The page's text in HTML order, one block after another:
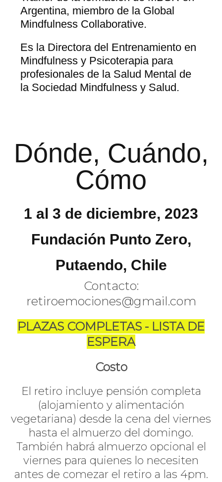
Argentina, miembro de la Global
Mindfulness Collaborative.
Es la Directora del Entrenamiento en
Mindfulness y Psicoterapia para
profesionales de la Salud Mental de
la Sociedad Mindfulness y Salud.
Dónde, Cuándo,
Cómo
1 al 3 de diciembre, 2023
Fundación Punto Zero,
Putaendo, Chile
Contacto:
retiroemociones@gmail.com
PLAZAS COMPLETAS - LISTA DE
ESPERA
Costo
El retiro incluye pensión completa
(alojamiento y alimentación
vegetariana) desde la cena del viernes
hasta el almuerzo del domingo.
También habrá almuerzo opcional el
viernes para quienes lo necesiten
antes de comezar el retiro a las 4pm.